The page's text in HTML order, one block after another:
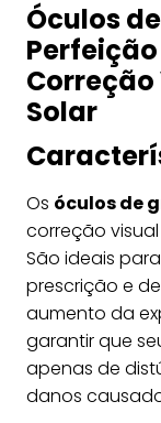
Óculos
Correção
Solar
Os óculos de
correção
São ideais
prescrição e
aumento da
garantir que
apenas de
danos